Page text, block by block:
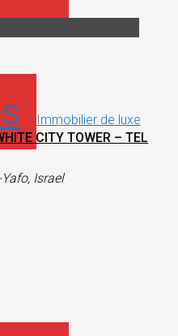
Immobilier de luxe
CITY TOWER – TEL
Israel